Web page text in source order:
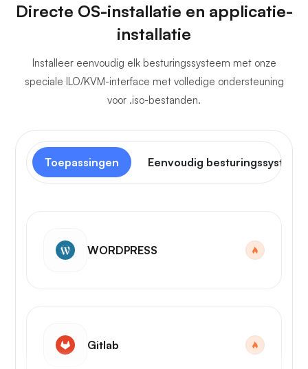
Directe OS-installatie en applicatie-
installatie
Installeer eenvoudig elk besturingssysteem met onze
speciale ILO/KVM-interface met volledige ondersteuning
voor .iso-bestanden.
Toepassingen Eenvoudig besturingssysteem
WORDPRESS
Gitlab